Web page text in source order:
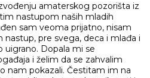
amaterskog pozorišta iz
nastupom naših mladih
sam veoma prijatno, nisam
nastup, pre svega, deca i mlađa i
uigrano. Dopala mi se
i želim da se zahvalim
nam pokazali. Čestitam im na